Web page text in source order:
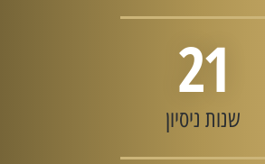
שנות ניסיון
21